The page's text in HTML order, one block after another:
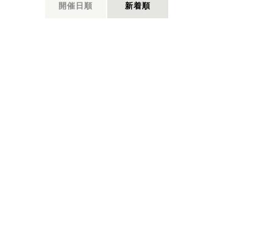
開催日順 新着順